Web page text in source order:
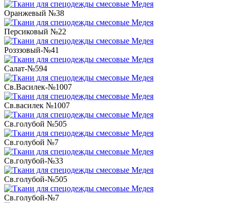
Оранжевый №38
Персиковый №22
Розззовый-№41
Салат-№594
Св.Василек-№1007
Св.василек №1007
Св.голубой №505
Св.голубой №7
Св.голубой-№33
Св.голубой-№505
Св.голубой-№7